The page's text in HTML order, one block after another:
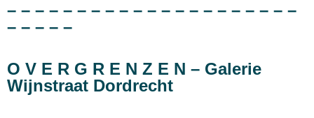
– – – – – – – – – – – – – – – – – – – – –
– – – – –
O V E R G R E N Z E N – Galerie
Wijnstraat Dordrecht